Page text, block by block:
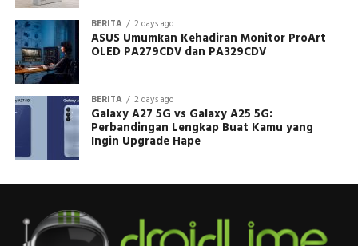
BERITA 2 days ago
ASUS Umumkan Kehadiran Monitor ProArt
OLED PA279CDV dan PA329CDV
BERITA 2 days ago
Galaxy A27 5G vs Galaxy A25 5G:
Perbandingan Lengkap Buat Kamu yang
Ingin Upgrade Hape